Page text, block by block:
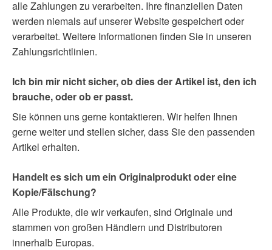
alle Zahlungen zu verarbeiten. Ihre finanziellen Daten
werden niemals auf unserer Website gespeichert oder
verarbeitet. Weitere Informationen finden Sie in unseren
Zahlungsrichtlinien.
Ich bin mir nicht sicher, ob dies der Artikel ist, den ich
brauche, oder ob er passt.
Sie können uns gerne kontaktieren. Wir helfen Ihnen
gerne weiter und stellen sicher, dass Sie den passenden
Artikel erhalten.
Handelt es sich um ein Originalprodukt oder eine
Kopie/Fälschung?
Alle Produkte, die wir verkaufen, sind Originale und
stammen von großen Händlern und Distributoren
innerhalb Europas.